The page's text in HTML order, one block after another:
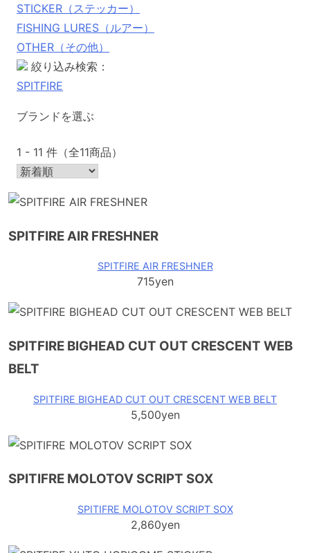
STICKER（ステッカー）
FISHING LURES（ルアー）
OTHER（その他）
絞り込み検索：
SPITFIRE
ブランドを選ぶ
1 - 11 件（全11商品）
SPITFIRE AIR FRESHNER
SPITFIRE AIR FRESHNER
715yen
SPITFIRE BIGHEAD CUT OUT CRESCENT WEB
BELT
SPITFIRE BIGHEAD CUT OUT CRESCENT WEB BELT
5,500yen
SPITIFRE MOLOTOV SCRIPT SOX
SPITIFRE MOLOTOV SCRIPT SOX
2,860yen